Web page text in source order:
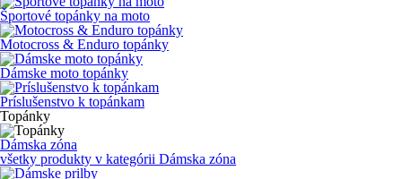
Športové topánky na moto
Motocross & Enduro topánky
Dámske moto topánky
Príslušenstvo k topánkam
Topánky
Dámska zóna
všetky produkty v kategórii Dámska zóna